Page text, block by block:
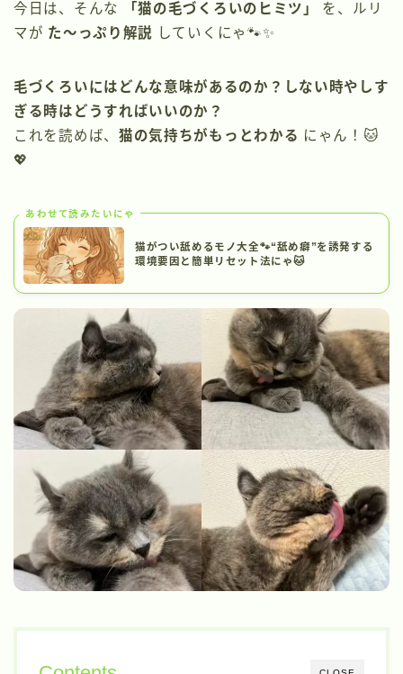
今日は、そんな 「猫の毛づくろいのヒミツ」
を、ルリ
マが た〜っぷり解説 していくにゃ🐾✨
毛づくろいにはどんな意味があるのか？しない時やしす
ぎる時はどうすればいいのか？
これを読めば、 猫の気持ちがもっとわかる にゃん！🐱
💖
あわせて読みたいにゃ
猫がつい舐めるモノ大全🐾“舐め癖”を誘発する
環境要因と簡単リセット法にゃ🐱